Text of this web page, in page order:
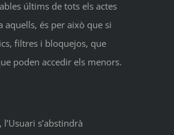
últims de tots els actes
aquells, és per això que si
filtres i bloquejos, que
poden accedir els menors.
s’abstindrà